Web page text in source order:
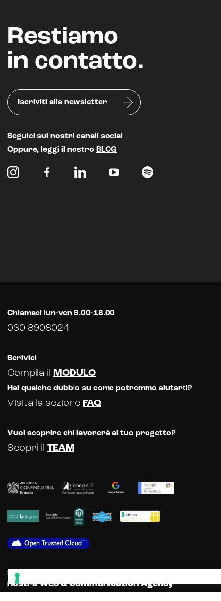
Restiamo
in contatto.
Iscriviti alla newsletter
Seguici sui nostri canali social
Oppure, leggi il nostro BLOG
Chiamaci lun-ven 9.00-18.00
030 8908024
Scrivici
Compila il MODULO
Hai qualche dubbio su come potremmo aiutarti?
Visita la sezione FAQ
Vuoi scoprire chi lavorerà al tuo progetto?
Scopri il TEAM
Scopri gli altri servizi offerti dalla
nostra Web & Communication Agency